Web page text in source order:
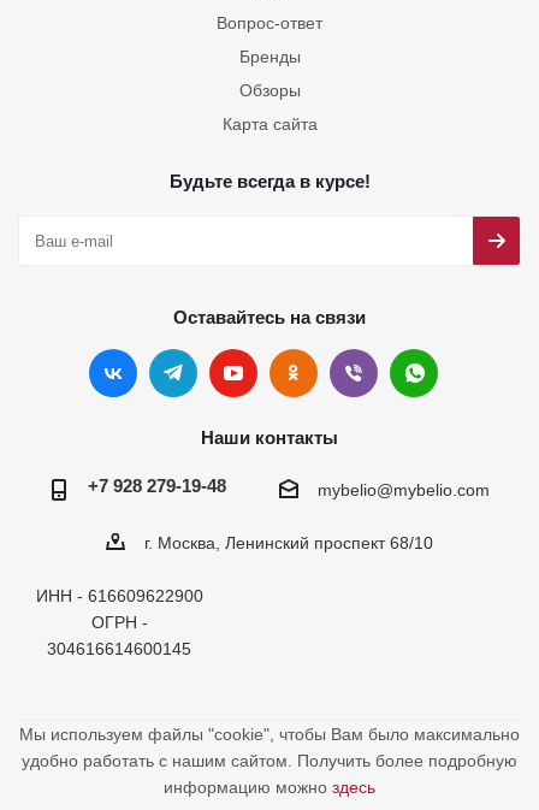
Вопрос-ответ
Бренды
Обзоры
Карта сайта
Будьте всегда в курсе!
Оставайтесь на связи
Наши контакты
+7 928 279-19-48 mybelio@mybelio.com
г. Москва, Ленинский проспект 68/10
ИНН - 616609622900
ОГРН -
304616614600145
Мы используем файлы "cookie", чтобы Вам было максимально
удобно работать с нашим сайтом. Получить более подробную
информацию можно здесь